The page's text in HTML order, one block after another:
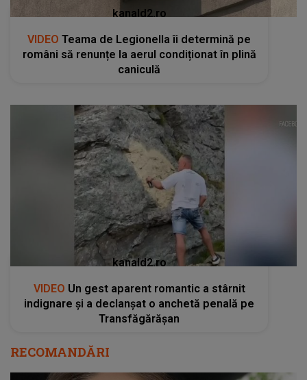
kanald2.ro
VIDEO Teama de Legionella îi determină pe
români să renunțe la aerul condiționat în plină
caniculă
kanald2.ro
VIDEO Un gest aparent romantic a stârnit
indignare și a declanșat o anchetă penală pe
Transfăgărășan
RECOMANDĂRI